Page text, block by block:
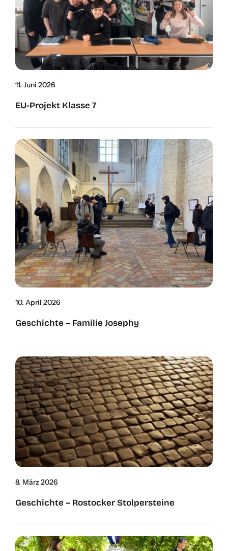
11. Juni 2026
EU-Pro­­­jekt Klas­se 7
10. April 2026
Geschich­te – Fami­lie Jose­phy
8. März 2026
Geschich­te – Ros­to­cker Stol­per­stei­ne